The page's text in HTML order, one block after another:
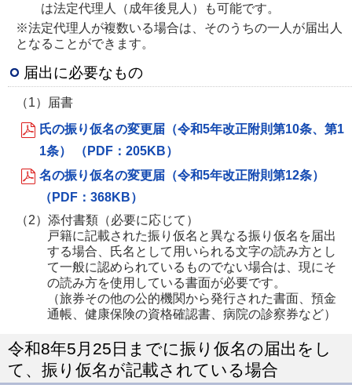
は法定代理人（成年後見人）も可能です。
※法定代理人が複数いる場合は、そのうちの一人が届出人
となることができます。
届出に必要なもの
（1）届書
氏の振り仮名の変更届（令和5年改正附則第10条、第1
1条） （PDF：205KB）
名の振り仮名の変更届（令和5年改正附則第12条）
（PDF：368KB）
（2）添付書類（必要に応じて）
戸籍に記載された振り仮名と異なる振り仮名を届出
する場合、氏名として用いられる文字の読み方とし
て一般に認められているものでない場合は、現にそ
の読み方を使用している書面が必要です。
（旅券その他の公的機関から発行された書面、預金
通帳、健康保険の資格確認書、病院の診察券など）
令和8年5月25日までに振り仮名の届出をし
て、振り仮名が記載されている場合